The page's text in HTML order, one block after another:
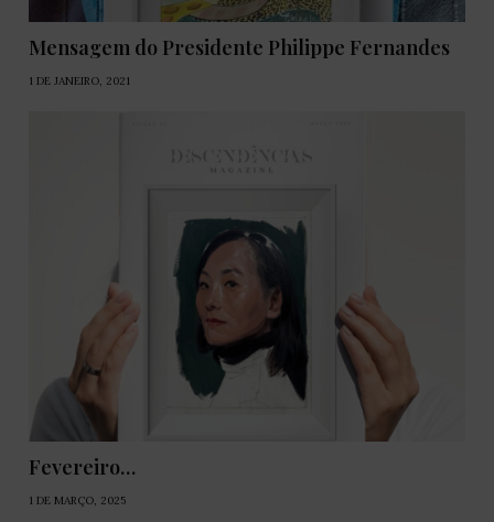
Mensagem do Presidente Philippe Fernandes
1 DE JANEIRO, 2021
Fevereiro…
1 DE MARÇO, 2025